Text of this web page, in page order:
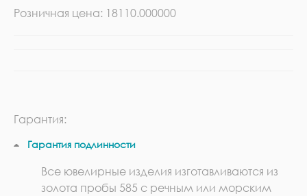
Розничная цена: 18110.000000
Гарантия:
Гарантия подлинности
Все ювелирные изделия изготавливаются из
золота пробы 585 с речным или морским